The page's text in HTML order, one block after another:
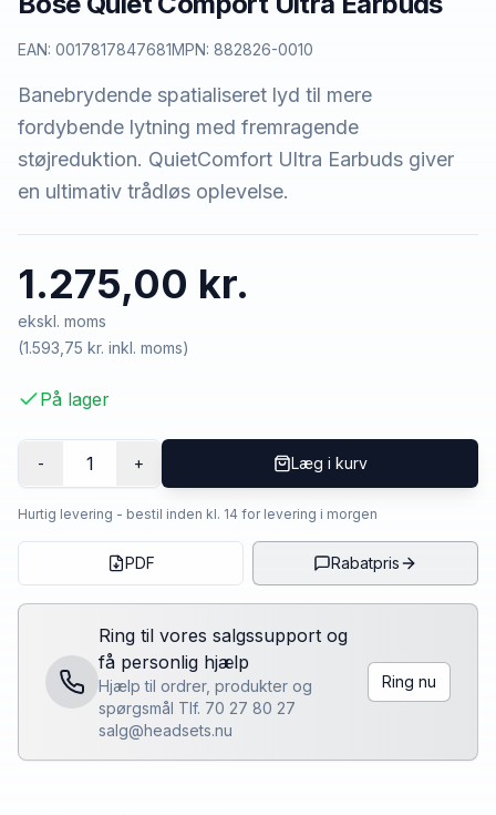
EAN: 0017817847681MPN: 882826-0010
Banebrydende spatialiseret lyd til mere
fordybende lytning med fremragende
støjreduktion. QuietComfort Ultra Earbuds giver
en ultimativ trådløs oplevelse.
1.275,00 kr.
ekskl. moms
(1.593,75 kr. inkl. moms)
På lager
- 1 + Læg i kurv
Hurtig levering - bestil inden kl. 14 for levering i morgen
PDF Rabatpris
Ring til vores salgssupport og
få personlig hjælp
Hjælp til ordrer, produkter og
spørgsmål Tlf. 70 27 80 27
salg@headsets.nu
Ring nu